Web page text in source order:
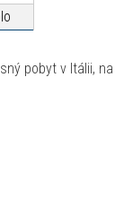
pobyt v Itálii,